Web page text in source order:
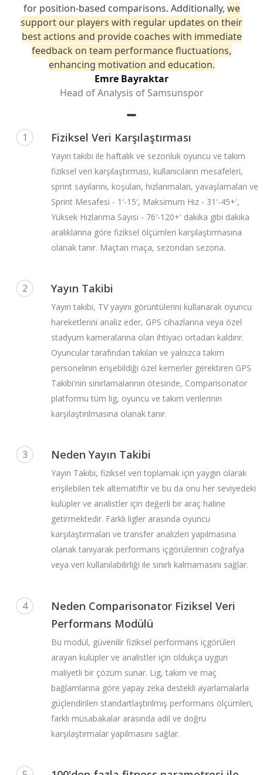
1 Fiziksel Veri Karşılaştırması
Yayın takibi ile haftalık ve sezonluk oyuncu ve takım
fiziksel veri karşılaştırması, kullanıcıların mesafeleri,
sprint sayılarını, koşuları, hızlanmaları, yavaşlamaları ve
Sprint Mesafesi - 1′-15′, Maksimum Hız - 31′-45+',
Yüksek Hızlanma Sayısı - 76′-120+' dakika gibi dakika
aralıklarına göre fiziksel ölçümleri karşılaştırmasına
olanak tanır. Maçtan maça, sezondan sezona.
2 Yayın Takibi
Yayın takibi, TV yayını görüntülerini kullanarak oyuncu
hareketlerini analiz eder, GPS cihazlarına veya özel
stadyum kameralarına olan ihtiyacı ortadan kaldırır.
Oyuncular tarafından takılan ve yalnızca takım
personelinin erişebildiği özel kemerler gerektiren GPS
Takibi'nin sınırlamalarının ötesinde, Comparisonator
platformu tüm lig, oyuncu ve takım verilerinin
karşılaştırılmasına olanak tanır.
3 Neden Yayın Takibi
Yayın Takibi, fiziksel veri toplamak için yaygın olarak
erişilebilen tek alternatiftir ve bu da onu her seviyedeki
kulüpler ve analistler için değerli bir araç haline
getirmektedir. Farklı ligler arasında oyuncu
karşılaştırmaları ve transfer analizleri yapılmasına
olanak tanıyarak performans içgörülerinin coğrafya
veya veri kullanılabilirliği ile sınırlı kalmamasını sağlar.
4
Neden Comparisonator Fiziksel Veri
Performans Modülü
Bu modül, güvenilir fiziksel performans içgörüleri
arayan kulüpler ve analistler için oldukça uygun
maliyetli bir çözüm sunar. Lig, takım ve maç
bağlamlarına göre yapay zeka destekli ayarlamalarla
güçlendirilen standartlaştırılmış performans ölçümleri,
farklı müsabakalar arasında adil ve doğru
karşılaştırmalar yapılmasını sağlar.